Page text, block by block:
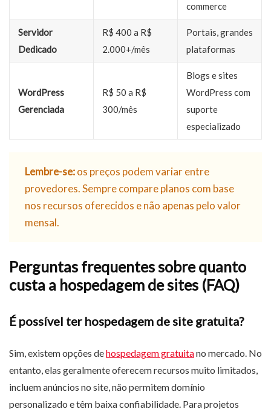
commerce
Servidor
Dedicado
R$ 400 a R$
2.000+/mês
Portais, grandes
plataformas
WordPress
Gerenciada
R$ 50 a R$
300/mês
Blogs e sites
WordPress com
suporte
especializado
Lembre-se:os preços podem variar entre
provedores. Sempre compare planos com base
nos recursos oferecidos e não apenas pelo valor
mensal.
Perguntas frequentes sobre quanto
custa a hospedagem de sites (FAQ)
É possível ter hospedagem de site gratuita?
Sim, existem opções dehospedagem gratuitano mercado. No
entanto, elas geralmente oferecem recursos muito limitados,
incluem anúncios no site, não permitem domínio
personalizado e têm baixa confiabilidade. Para projetos